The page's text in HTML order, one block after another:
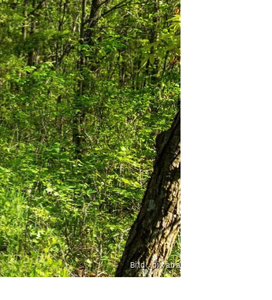
Bild: pixabay.com